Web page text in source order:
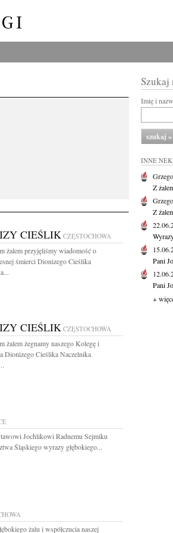
CIEŚLIKCZĘSTOCHOWA
żalem przyjęliśmy wiadomość o
śmierci Dionizego Cieślika
CIEŚLIKCZĘSTOCHOWA
żalem żegnamy naszego Kolegę i
Dionizego Cieślika Naczelnika
Jochlikowi Radnemu Sejmiku
Śląskiego wyrazy głębokiego...
żalu i współczucia naszej
Szukaj
Imię i
INNE
Z
Z
Pani
Pani
+